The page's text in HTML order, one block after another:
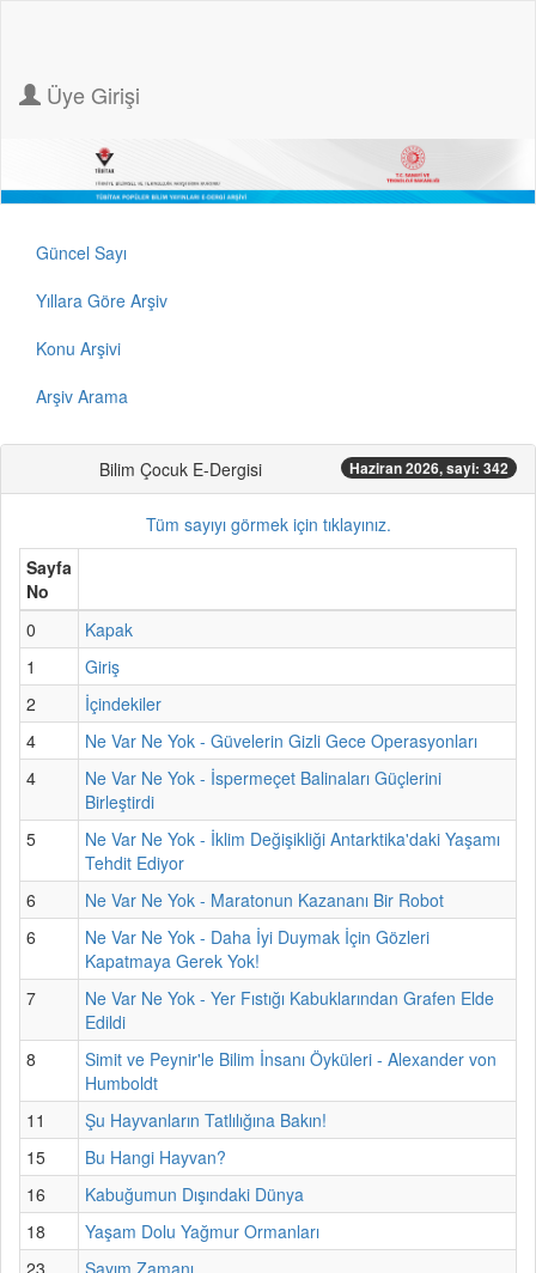
Üye Girişi
Güncel Sayı
Yıllara Göre Arşiv
Konu Arşivi
Arşiv Arama
Bilim Çocuk E-Dergisi Haziran 2026, sayi: 342
Tüm sayıyı görmek için tıklayınız.
Sayfa
No
0
Kapak
1
Giriş
2
İçindekiler
4
Ne Var Ne Yok - Güvelerin Gizli Gece Operasyonları
4
Ne Var Ne Yok - İspermeçet Balinaları Güçlerini
Birleştirdi
5
Ne Var Ne Yok - İklim Değişikliği Antarktika'daki Yaşamı
Tehdit Ediyor
6
Ne Var Ne Yok - Maratonun Kazananı Bir Robot
6
Ne Var Ne Yok - Daha İyi Duymak İçin Gözleri
Kapatmaya Gerek Yok!
7
Ne Var Ne Yok - Yer Fıstığı Kabuklarından Grafen Elde
Edildi
8
Simit ve Peynir'le Bilim İnsanı Öyküleri - Alexander von
Humboldt
11
Şu Hayvanların Tatlılığına Bakın!
15
Bu Hangi Hayvan?
16
Kabuğumun Dışındaki Dünya
18
Yaşam Dolu Yağmur Ormanları
23
Sayım Zamanı